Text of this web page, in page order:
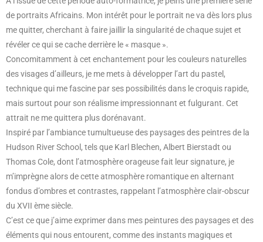
de portraits Africains. Mon intérêt pour le portrait ne va dès lors plus
me quitter, cherchant à faire jaillir la singularité de chaque sujet et
révéler ce qui se cache derrière le « masque ».
Concomitamment à cet enchantement pour les couleurs naturelles
des visages d’ailleurs, je me mets à développer l’art du pastel,
technique qui me fascine par ses possibilités dans le croquis rapide,
mais surtout pour son réalisme impressionnant et fulgurant. Cet
attrait ne me quittera plus dorénavant.
Inspiré par l’ambiance tumultueuse des paysages des peintres de la
Hudson River School, tels que Karl Blechen, Albert Bierstadt ou
Thomas Cole, dont l’atmosphère orageuse fait leur signature, je
m’imprègne alors de cette atmosphère romantique en alternant
fondus d’ombres et contrastes, rappelant l’atmosphère clair-obscur
du XVII ème siècle.
C’est ce que j’aime exprimer dans mes peintures des paysages et des
éléments qui nous entourent, comme des instants magiques et